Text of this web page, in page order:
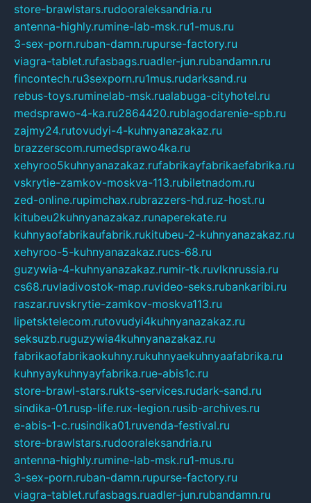
store-brawlstars.rudooraleksandria.ru
antenna-highly.rumine-lab-msk.ru1-mus.ru
3-sex-porn.ruban-damn.rupurse-factory.ru
viagra-tablet.rufasbags.ruadler-jun.rubandamn.ru
fincontech.ru3sexporn.ru1mus.rudarksand.ru
rebus-toys.ruminelab-msk.rualabuga-cityhotel.ru
medsprawo-4-ka.ru2864420.rublagodarenie-spb.ru
zajmy24.rutovudyi-4-kuhnyanazakaz.ru
brazzerscom.rumedsprawo4ka.ru
xehyroo5kuhnyanazakaz.rufabrikayfabrikaefabrika.ru
vskrytie-zamkov-moskva-113.rubiletnadom.ru
zed-online.rupimchax.rubrazzers-hd.ruz-host.ru
kitubeu2kuhnyanazakaz.runaperekate.ru
kuhnyaofabrikaufabrik.rukitubeu-2-kuhnyanazakaz.ru
xehyroo-5-kuhnyanazakaz.rucs-68.ru
guzywia-4-kuhnyanazakaz.rumir-tk.ruvlknrussia.ru
cs68.ruvladivostok-map.ruvideo-seks.rubankaribi.ru
raszar.ruvskrytie-zamkov-moskva113.ru
lipetsktelecom.rutovudyi4kuhnyanazakaz.ru
seksuzb.ruguzywia4kuhnyanazakaz.ru
fabrikaofabrikaokuhny.rukuhnyaekuhnyaafabrika.ru
kuhnyaykuhnyayfabrika.rue-abis1c.ru
store-brawl-stars.rukts-services.rudark-sand.ru
sindika-01.rusp-life.rux-legion.rusib-archives.ru
e-abis-1-c.rusindika01.ruvenda-festival.ru
store-brawlstars.rudooraleksandria.ru
antenna-highly.rumine-lab-msk.ru1-mus.ru
3-sex-porn.ruban-damn.rupurse-factory.ru
viagra-tablet.rufasbags.ruadler-jun.rubandamn.ru